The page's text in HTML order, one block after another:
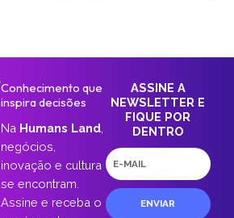
Conhecimento que
inspira decisões
Na Humans Land
negócios,
inovação e cultura
se encontram.
Assine e receba o
ASSINE A
NEWSLETTER E
FIQUE POR
DENTRO
E-
mail
ENVIAR